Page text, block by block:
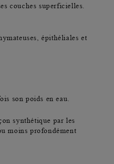
couches superficielles.
épithéliales et
son poids en eau.
synthétique par les
moins profondément